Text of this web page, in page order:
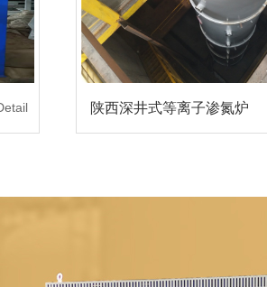
陕西深井式等离子渗氮炉